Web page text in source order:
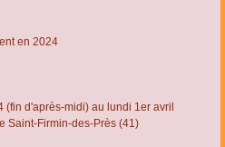
en 2024
d'après-midi) au lundi 1er avril
Saint-Firmin-des-Près (41)